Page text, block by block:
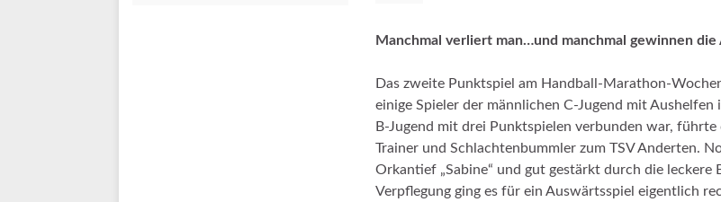
Manchmal verliert man…und manchmal gewinnen
Das zweite Punktspiel am Handball-Marathon-
einige Spieler der männlichen C-Jugend mit Aushelfen
B-Jugend mit drei Punktspielen verbunden war,
Trainer und Schlachtenbummler zum TSV Anderten.
Orkantief „Sabine“ und gut gestärkt durch die leckere
Verpflegung ging es für ein Auswärtsspiel eigentlich